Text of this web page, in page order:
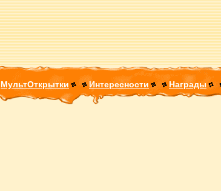
МультОткрытки Интересности Награды